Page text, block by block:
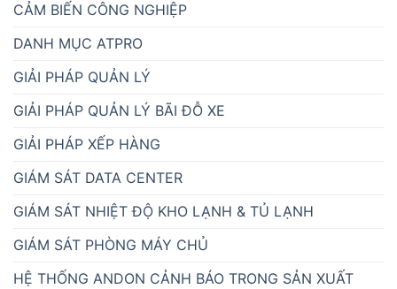
CẢM BIẾN CÔNG NGHIỆP
DANH MỤC ATPRO
GIẢI PHÁP QUẢN LÝ
GIẢI PHÁP QUẢN LÝ BÃI ĐỖ XE
GIẢI PHÁP XẾP HÀNG
GIÁM SÁT DATA CENTER
GIÁM SÁT NHIỆT ĐỘ KHO LẠNH & TỦ LẠNH
GIÁM SÁT PHÒNG MÁY CHỦ
HỆ THỐNG ANDON CẢNH BÁO TRONG SẢN XUẤT